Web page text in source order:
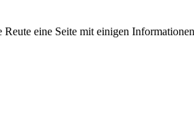
eine Seite mit einigen